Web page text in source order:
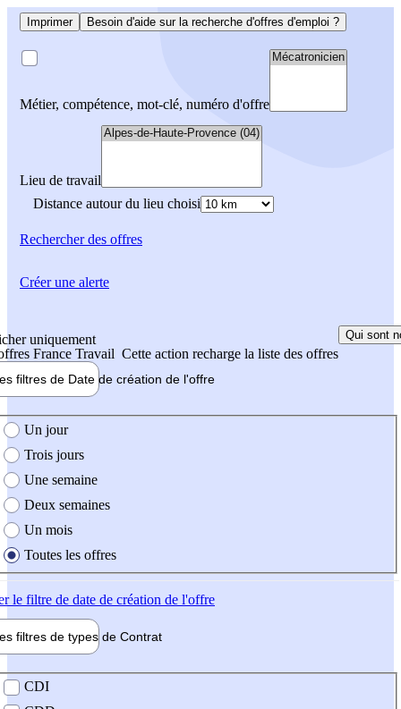
Imprimer Besoin d'aide sur la recherche d'offres d'emploi ?
Métier, compétence, mot-clé, numéro d'offre
Lieu de travail
Distance autour du lieu choisi
Rechercherdes offres
uniquement
France Travail Cette action recharge la liste des offres
Qui sont
filtres de Date de création de l'offre
création de l'offre
Un jour
Trois jours
Une semaine
Deux semaines
Un mois
Toutes les offres
le filtre de date de création de l'offre
filtres de types de Contrat
contrat
CDI
Créer une alerte